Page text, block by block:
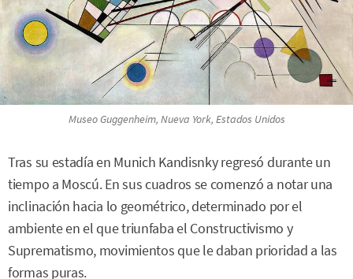
Museo Guggenheim, Nueva York, Estados Unidos
Tras su estadía en Munich Kandisnky regresó durante un
tiempo a Moscú. En sus cuadros se comenzó a notar una
inclinación hacia lo geométrico, determinado por el
ambiente en el que triunfaba el Constructivismo y
Suprematismo, movimientos que le daban prioridad a las
formas puras.